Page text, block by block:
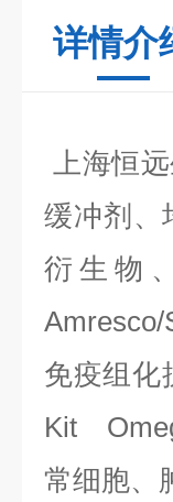
详情介
上海恒
缓冲剂、
衍生物
免疫组化
Kit
常细胞、